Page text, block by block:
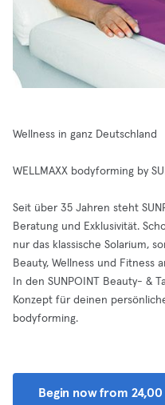
Wellness in ganz Deutschland
WELLMAXX bodyforming by
Seit über 35 Jahren steht
Beratung und Exklusivität.
nur das klassische Solarium,
Beauty, Wellness und Fitness
In den SUNPOINT Beauty- &
Konzept für deinen
bodyforming.
Begin now from